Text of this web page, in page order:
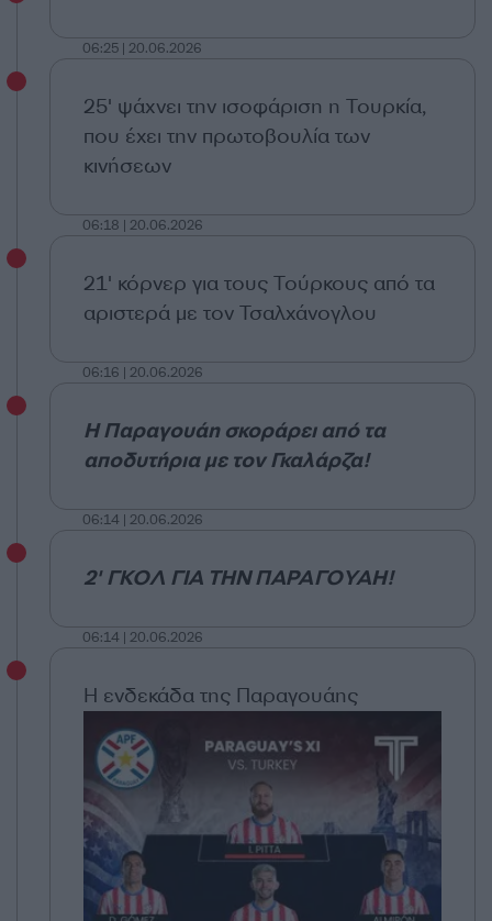
06:25 | 20.06.2026
25' ψάχνει την ισοφάριση η Τουρκία,
που έχει την πρωτοβουλία των
κινήσεων
06:18 | 20.06.2026
21' κόρνερ για τους Τούρκους από τα
αριστερά με τον Τσαλχάνογλου
06:16 | 20.06.2026
Η Παραγουάη σκοράρει από τα
αποδυτήρια με τον Γκαλάρζα!
06:14 | 20.06.2026
2' ΓΚΟΛ ΓΙΑ ΤΗΝ ΠΑΡΑΓΟΥΑΗ!
06:14 | 20.06.2026
Η ενδεκάδα της Παραγουάης